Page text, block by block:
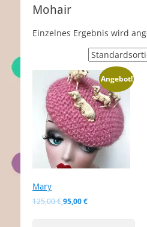
Mohair
Einzelnes Ergebnis wird
Angebot!
Mary
125,00€Ursprünglicher
95,00€Aktueller